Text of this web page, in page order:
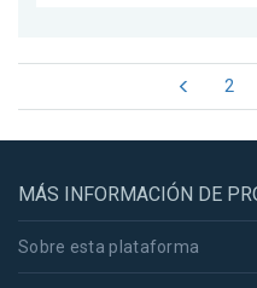
2
MÁS INFORMACIÓN DE
Sobre esta plataforma